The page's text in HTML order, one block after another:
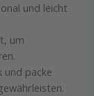
und leicht
um
und packe